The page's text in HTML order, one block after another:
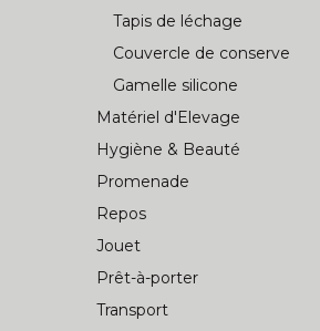
Tapis de léchage
Couvercle de conserve
Gamelle silicone
Matériel d'Elevage
Hygiène & Beauté
Promenade
Repos
Jouet
Prêt-à-porter
Transport